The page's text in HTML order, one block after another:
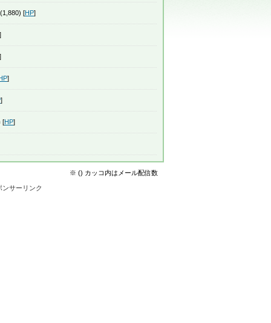
(1,880) [HP]
]
]
HP]
]
[HP]
※ () カッコ内はメール配信数
ンサーリンク